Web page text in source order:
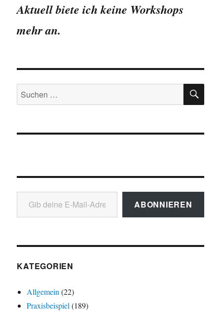
Aktuell biete ich keine Workshops
mehr an.
Suchen
nach:
Gib deine E-Mail-Adresse ein ...
ABONNIEREN
KATEGORIEN
Allgemein (22)
Praxisbeispiel (189)